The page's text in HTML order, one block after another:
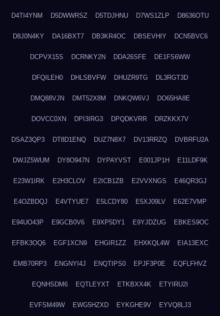
D4TI4YNM D5DWWRSZ D5TDJHNU D7WS1ZLP D8636OTU
D8J0N4KY DA16BXT7 DB3KR4OC DBSEVHIY DCN5BVC6
DCPVX15S DCRNKY2N DDA26SFE DE1FS6WW
DFQILEH0 DHLSBVFW DHUZR9TG DL3RGT3D
DMQ88VJN DMT52X8M DNKQW6VJ DO65HA8E
DOVCC0XN DPI3IRG3 DPQDKVRR DRZKKX7V
DSAZ3QP3 DT8D1ENQ DUZ7N8X7 DV13RRZQ DVBRFU2A
DWJZ5WUM DY8O947N DYPAYVST E001JP1H E11LDF9K
E23W1IRK E2H3CLOV E2ICB1ZB E2VVXNGS E46QR3GJ
E4OZBDQJ E4VTYUE7 E5LCDY80 E5XJ09LV E62E7VMP
E94UO43P E9GCB0V6 E9XP5DY1 E9YJDZUG EBKES9OC
EFBK3OQ6 EGF1XCN9 EHGIR1ZZ EHXKQL4W EIA13EXC
EMB70RP3 ENGNYI4J ENQTIPS0 EPJF3P0E EQFLFHVZ
EQNHSDM6 EQTLEYXT ETKBXX4K ETYIRU2I
EVFSM49W EWG5HZXD EYKGHE9V EYVQ8LJ3